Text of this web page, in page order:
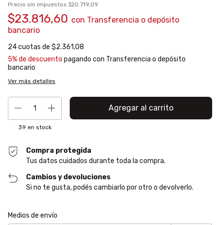
Precio sin impuestos $20.719,09
$23.816,60 con Transferencia o depósito
bancario
24cuotas de $2.361,08
5% de descuento pagando con Transferencia o depósito
bancario
Ver más detalles
39 en stock
Compra protegida
Tus datos cuidados durante toda la compra.
Cambios y devoluciones
Si no te gusta, podés cambiarlo por otro o devolverlo.
Entregas para el CP:
Medios de envío